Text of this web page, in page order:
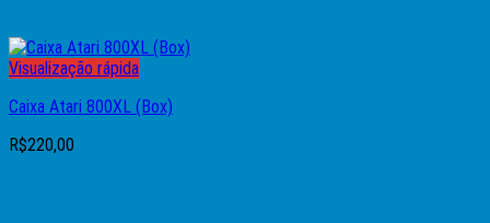
Visualização rápida
Caixa Atari 800XL (Box)
R$220,00